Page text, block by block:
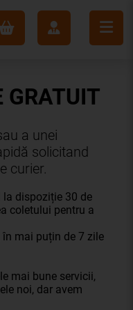
GRATUIT
a unei
solicitand
curier.
la dispoziție 30 de
coletului pentru a
mai puțin de 7 zile
mai bune servicii,
noi, dar avem